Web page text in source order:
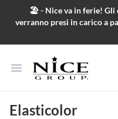
Salta al contenuto
🏖️ - Nice va in ferie! Gli
verranno presi in carico a
Apri menu
Elasticolor